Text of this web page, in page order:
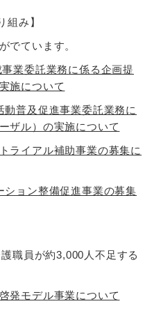
組み】
でています。
業委託業務に係る企画提
施について
普及促進事業委託業務に
ザル）の実施について
ライアル補助事業の募集に
ョン整備促進事業の募集
職員が約3,000人不足する
発モデル事業について